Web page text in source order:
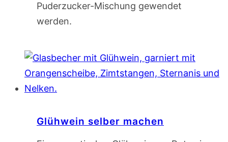
Puderzucker-Mischung gewendet
werden.
Glühwein selber machen